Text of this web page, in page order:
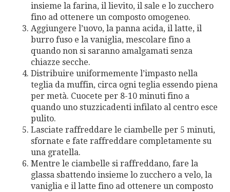
insieme la farina, il lievito, il sale e lo zucchero
fino ad ottenere un composto omogeneo.
Aggiungere l’uovo, la panna acida, il latte, il
burro fuso e la vaniglia, mescolare fino a
quando non si saranno amalgamati senza
chiazze secche.
Distribuire uniformemente l’impasto nella
teglia da muffin, circa ogni teglia essendo piena
per metà. Cuocete per 8-10 minuti fino a
quando uno stuzzicadenti infilato al centro esce
pulito.
Lasciate raffreddare le ciambelle per 5 minuti,
sfornate e fate raffreddare completamente su
una gratella.
Mentre le ciambelle si raffreddano, fare la
glassa sbattendo insieme lo zucchero a velo, la
vaniglia e il latte fino ad ottenere un composto